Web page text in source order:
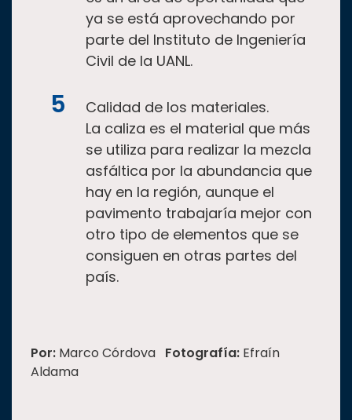
ya se está aprovechando por
parte del Instituto de Ingeniería
Civil de la UANL.
Calidad de los materiales.
La caliza es el material que más
se utiliza para realizar la mezcla
asfáltica por la abundancia que
hay en la región, aunque el
pavimento trabajaría mejor con
otro tipo de elementos que se
consiguen en otras partes del
país.
Por: Marco Córdova Fotografía: Efraín
Aldama